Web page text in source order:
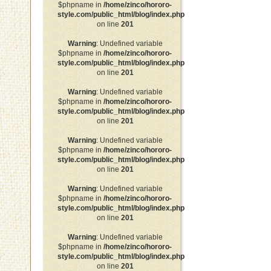
$phpname in /home/zinco/hororo-
style.com/public_html/blog/index.php
on line 201
Warning: Undefined variable
$phpname in /home/zinco/hororo-
style.com/public_html/blog/index.php
on line 201
Warning: Undefined variable
$phpname in /home/zinco/hororo-
style.com/public_html/blog/index.php
on line 201
Warning: Undefined variable
$phpname in /home/zinco/hororo-
style.com/public_html/blog/index.php
on line 201
Warning: Undefined variable
$phpname in /home/zinco/hororo-
style.com/public_html/blog/index.php
on line 201
Warning: Undefined variable
$phpname in /home/zinco/hororo-
style.com/public_html/blog/index.php
on line 201